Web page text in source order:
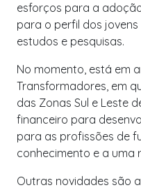
esforços para a
para o perfil dos
estudos e pesquisas.
No momento, está em
Transformadores, em
das Zonas Sul e Leste
financeiro para
para as profissões de
conhecimento e a uma
Outras novidades são